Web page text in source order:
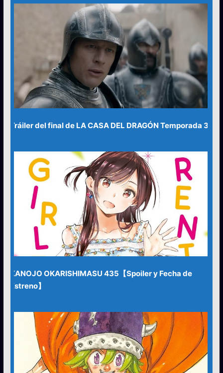
Tráiler del final de LA CASA DEL DRAGÓN Temporada 3
KANOJO OKARISHIMASU 435【Spoiler y Fecha de
Estreno】